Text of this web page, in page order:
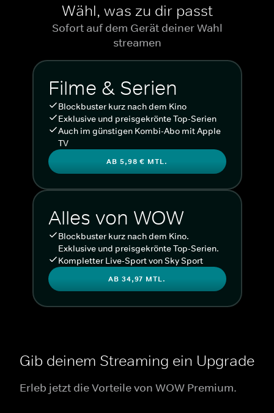
Wähl, was zu dir passt
Sofort auf dem Gerät deiner Wahl
streamen
Filme & Serien
Blockbuster kurz nach dem Kino
Exklusive und preisgekrönte Top-Serien
Auch im günstigen Kombi-Abo mit Apple
TV
AB 5,98 € MTL.
Alles von WOW
Blockbuster kurz nach dem Kino.
Exklusive und preisgekrönte Top-Serien.
Kompletter Live-Sport von Sky Sport
AB 34,97 MTL.
Gib deinem Streaming ein Upgrade
Erleb jetzt die Vorteile von WOW Premium.